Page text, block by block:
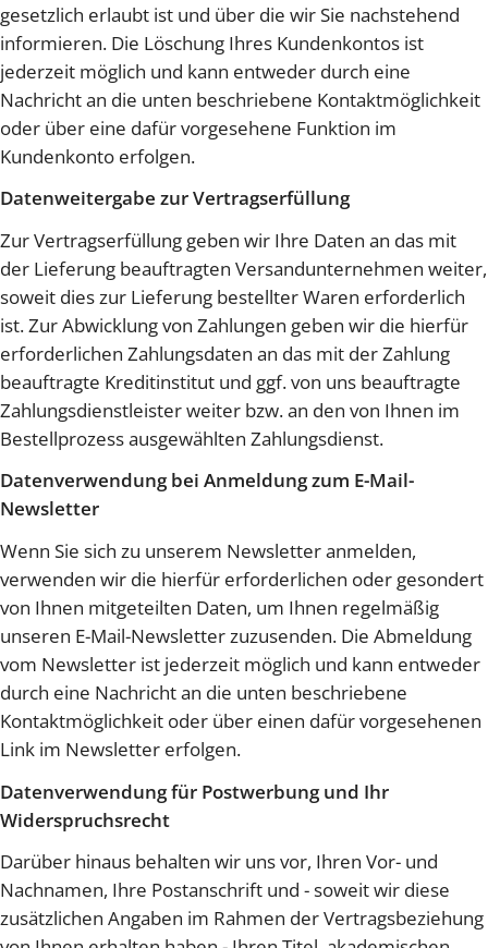
gesetzlich erlaubt ist und über die wir Sie nachstehend
informieren. Die Löschung Ihres Kundenkontos ist
jederzeit möglich und kann entweder durch eine
Nachricht an die unten beschriebene Kontaktmöglichkeit
oder über eine dafür vorgesehene Funktion im
Kundenkonto erfolgen.
Datenweitergabe zur Vertragserfüllung
Zur Vertragserfüllung geben wir Ihre Daten an das mit
der Lieferung beauftragten Versandunternehmen weiter,
soweit dies zur Lieferung bestellter Waren erforderlich
ist. Zur Abwicklung von Zahlungen geben wir die hierfür
erforderlichen Zahlungsdaten an das mit der Zahlung
beauftragte Kreditinstitut und ggf. von uns beauftragte
Zahlungsdienstleister weiter bzw. an den von Ihnen im
Bestellprozess ausgewählten Zahlungsdienst.
Datenverwendung bei Anmeldung zum E-Mail-
Newsletter
Wenn Sie sich zu unserem Newsletter anmelden,
verwenden wir die hierfür erforderlichen oder gesondert
von Ihnen mitgeteilten Daten, um Ihnen regelmäßig
unseren E-Mail-Newsletter zuzusenden. Die Abmeldung
vom Newsletter ist jederzeit möglich und kann entweder
durch eine Nachricht an die unten beschriebene
Kontaktmöglichkeit oder über einen dafür vorgesehenen
Link im Newsletter erfolgen.
Datenverwendung für Postwerbung und Ihr
Widerspruchsrecht
Darüber hinaus behalten wir uns vor, Ihren Vor- und
Nachnamen, Ihre Postanschrift und - soweit wir diese
zusätzlichen Angaben im Rahmen der Vertragsbeziehung